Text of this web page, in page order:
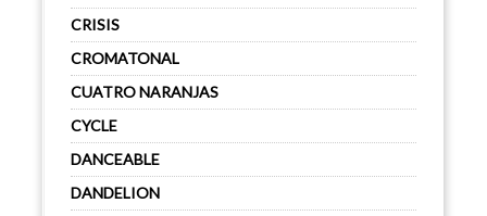
CRISIS
CROMATONAL
CUATRO NARANJAS
CYCLE
DANCEABLE
DANDELION